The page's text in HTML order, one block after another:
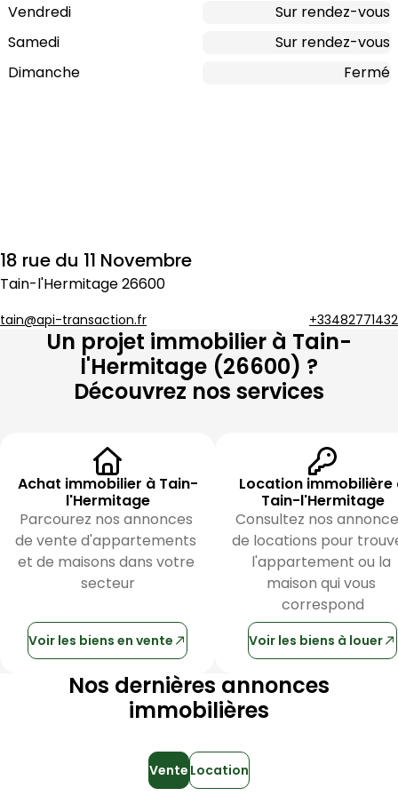
Vendredi
Sur rendez-vous
Samedi
Sur rendez-vous
Dimanche
Fermé
18 rue du 11 Novembre
Tain-l'Hermitage26600
tain@api-transaction.fr +33482771432
Un projet immobilier à Tain-
l'Hermitage (26600) ?
Découvrez nos services
Achat immobilier à Tain-
l'Hermitage
Parcourez nos annonces
de vente d'appartements
et de maisons dans votre
secteur
Voir les biens en vente
Location immobilière
Tain-l'Hermitage
Consultez nos
de locations pour
l'appartement ou la
maison qui vous
correspond
Voir les biens à louer
Nos dernières annonces
immobilières
Vente Location